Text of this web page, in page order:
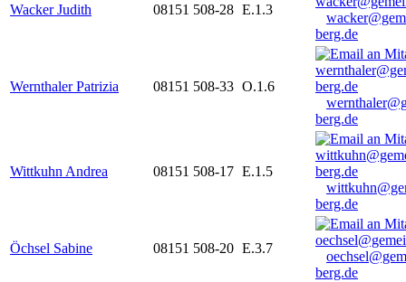
Wacker Judith 08151 508-28 E.1.3
berg.de
Wernthaler Patrizia 08151 508-33 O.1.6
berg.de
Wittkuhn Andrea 08151 508-17 E.1.5
berg.de
Öchsel Sabine 08151 508-20 E.3.7
berg.de